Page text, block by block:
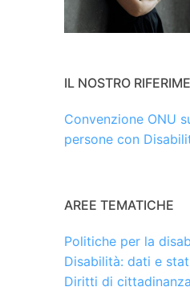
IL NOSTRO
Convenzione ONU
persone con
AREE TEMATICHE
Politiche per la
Disabilità: dati e
Diritti di cittadinanza